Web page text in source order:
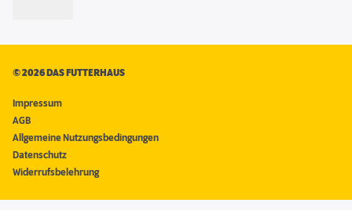
©2026 DAS FUTTERHAUS
Impressum
AGB
Allgemeine Nutzungsbedingungen
Datenschutz
Widerrufsbelehrung